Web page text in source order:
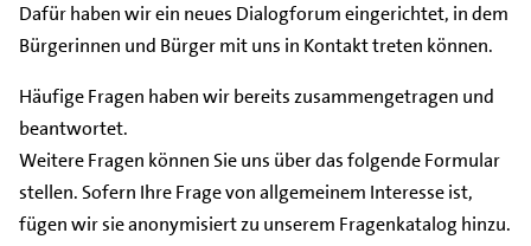
Dafür haben wir ein neues Dialogforum eingerichtet, in dem
Bürgerinnen und Bürger mit uns in Kontakt treten können.
Häufige Fragen haben wir bereits zusammengetragen und
beantwortet.
Weitere Fragen können Sie uns über das folgende Formular
stellen. Sofern Ihre Frage von allgemeinem Interesse ist,
fügen wir sie anonymisiert zu unserem Fragenkatalog hinzu.